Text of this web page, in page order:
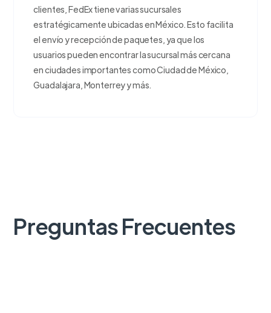
clientes, FedEx tiene varias sucursales
estratégicamente ubicadas en México. Esto facilita
el envío y recepción de paquetes, ya que los
usuarios pueden encontrar la sucursal más cercana
en ciudades importantes como Ciudad de México,
Guadalajara, Monterrey y más.
Preguntas Frecuentes